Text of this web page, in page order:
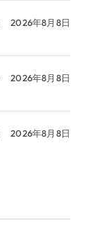
2026年8月8日
2026年8月8日
2026年8月8日